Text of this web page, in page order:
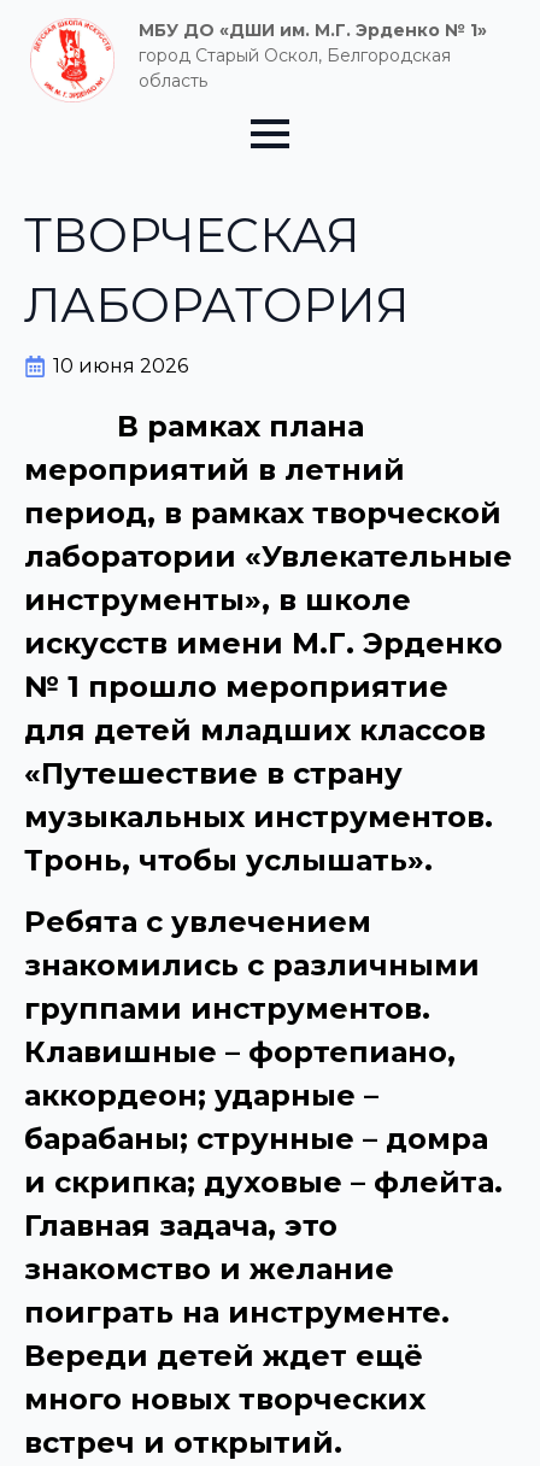
МБУ ДО «ДШИ им. М.Г. Эрденко № 1»
город Старый Оскол, Белгородская
область
ТВОРЧЕСКАЯ
ЛАБОРАТОРИЯ
10 июня 2026
В рамках плана
мероприятий в летний
период, в рамках творческой
лаборатории «Увлекательные
инструменты», в школе
искусств имени М.Г. Эрденко
№ 1 прошло мероприятие
для детей младших классов
«Путешествие в страну
музыкальных инструментов.
Тронь, чтобы услышать».
Ребята с увлечением
знакомились с различными
группами инструментов.
Клавишные – фортепиано,
аккордеон; ударные –
барабаны; струнные – домра
и скрипка; духовые – флейта.
Главная задача, это
знакомство и желание
поиграть на инструменте.
Вереди детей ждет ещё
много новых творческих
встреч и открытий.